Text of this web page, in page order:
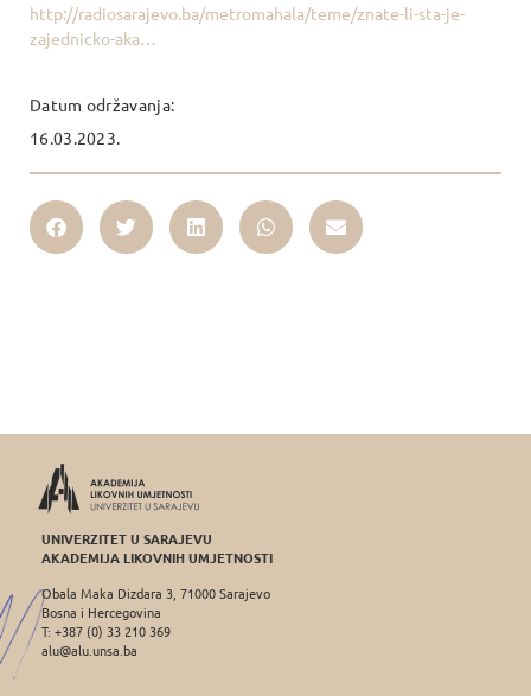
http://radiosarajevo.ba/metromahala/teme/znate-li-sta-je-
zajednicko-aka…
Datum održavanja:
16.03.2023.
UNIVERZITET U SARAJEVU
AKADEMIJA LIKOVNIH UMJETNOSTI
Obala Maka Dizdara 3, 71000 Sarajevo
Bosna i Hercegovina
T: +387 (0) 33 210 369
alu@alu.unsa.ba